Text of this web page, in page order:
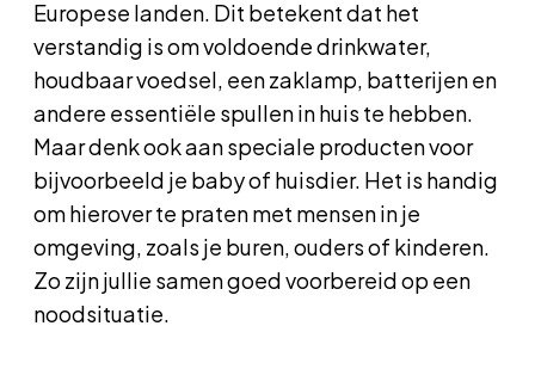
Europese landen. Dit betekent dat het
verstandig is om voldoende drinkwater,
houdbaar voedsel, een zaklamp, batterijen en
andere essentiële spullen in huis te hebben.
Maar denk ook aan speciale producten voor
bijvoorbeeld je baby of huisdier. Het is handig
om hierover te praten met mensen in je
omgeving, zoals je buren, ouders of kinderen.
Zo zijn jullie samen goed voorbereid op een
noodsituatie.